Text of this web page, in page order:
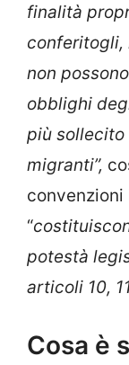
finalità
conferitogli,
non
obblighi
più sollecito
migranti”,
convenzioni
“
potestà
articoli 10,
Cosa è